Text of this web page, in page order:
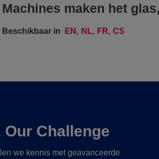
Machines maken het
Beschikbaar in EN NL FR CS
Challenge
we kennis met geavanceerde